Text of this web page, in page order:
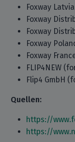
Foxway
Foxway
Foxway
Foxway
Foxway
FLIP4NEW
Flip4 GmbH
Quellen:
https://
https://